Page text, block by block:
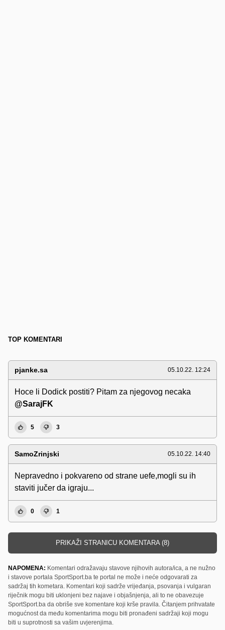
TOP KOMENTARI
pjanke.sa 05.10.22. 12:24
Hoce li Dodick postiti? Pitam za njegovog necaka
@SarajFK
5 3
SamoZrinjski 05.10.22. 14:40
Nepravedno i pokvareno od strane uefe,mogli su ih
staviti jučer da igraju...
0 1
PRIKAŽI STRANICU KOMENTARA (8)
NAPOMENA: Komentari odražavaju stavove njihovih autora/ica, a ne nužno
i stavove portala SportSport.ba te portal ne može i neće odgovarati za
sadržaj tih kometara. Komentari koji sadrže vrijeđanja, psovanja i vulgaran
riječnik mogu biti uklonjeni bez najave i objašnjenja, ali to ne obavezuje
SportSport.ba da obriše sve komentare koji krše pravila. Čitanjem prihvatate
mogućnost da među komentarima mogu biti pronađeni sadržaji koji mogu
biti u suprotnosti sa vašim uvjerenjima.